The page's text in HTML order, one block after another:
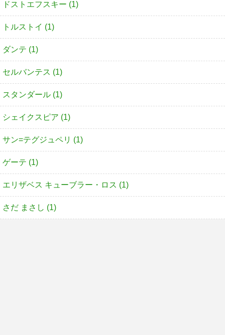
ドストエフスキー (1)
トルストイ (1)
ダンテ (1)
セルバンテス (1)
スタンダール (1)
シェイクスピア (1)
サン=テグジュペリ (1)
ゲーテ (1)
エリザベス キューブラー・ロス (1)
さだ まさし (1)